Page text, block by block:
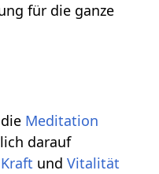
für die ganze
Meditation
darauf
Kraft undVitalität